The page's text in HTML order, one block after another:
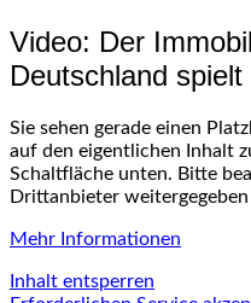
Video: Der
Deutschland
Sie sehen gerade einen
auf den eigentlichen Inhalt
Schaltfläche unten. Bitte
Drittanbieter
Mehr Informationen
Inhalt entsperren